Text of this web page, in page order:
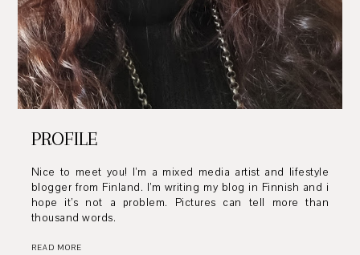
PROFILE
Nice to meet you! I’m a mixed media artist and lifestyle
blogger from Finland. I’m writing my blog in Finnish and i
hope it’s not a problem. Pictures can tell more than
thousand words.
READ MORE